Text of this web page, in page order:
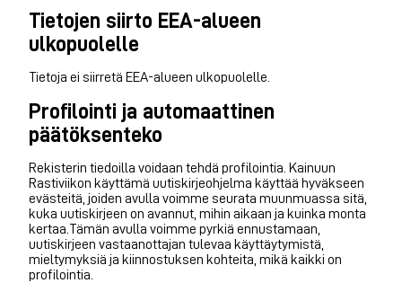
Tietojen siirto EEA-alueen
ulkopuolelle
Tietoja ei siirretä EEA-alueen ulkopuolelle.
Profilointi ja automaattinen
päätöksenteko
Rekisterin tiedoilla voidaan tehdä profilointia. Kainuun
Rastiviikon käyttämä uutiskirjeohjelma käyttää hyväkseen
evästeitä, joiden avulla voimme seurata muunmuassa sitä,
kuka uutiskirjeen on avannut, mihin aikaan ja kuinka monta
kertaa.Tämän avulla voimme pyrkiä ennustamaan,
uutiskirjeen vastaanottajan tulevaa käyttäytymistä,
mieltymyksiä ja kiinnostuksen kohteita, mikä kaikki on
profilointia.